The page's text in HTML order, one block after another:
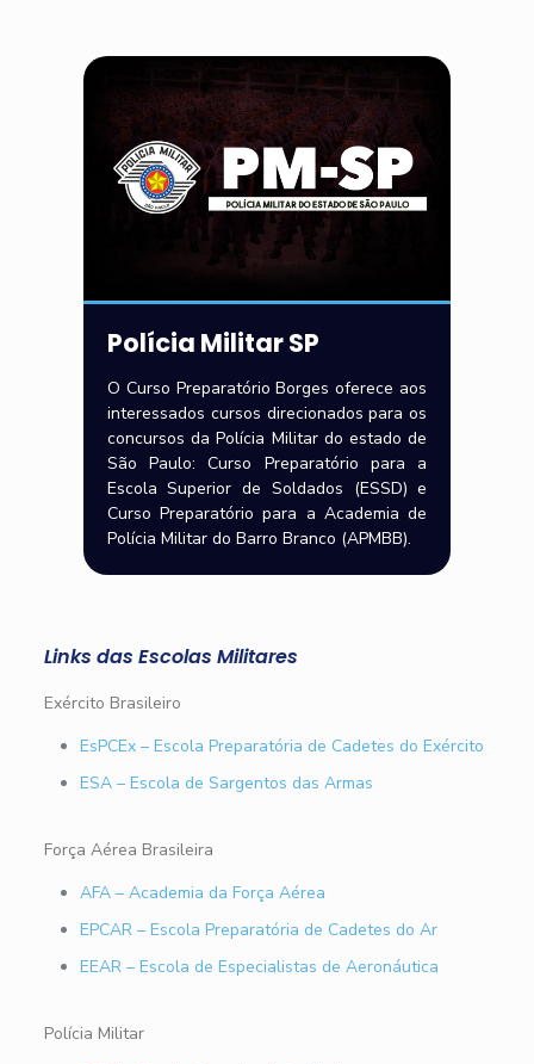
Polícia Militar SP
O Curso Preparatório Borges oferece aos
interessados cursos direcionados para os
concursos da Polícia Militar do estado de
São Paulo: Curso Preparatório para a
Escola Superior de Soldados (ESSD) e
Curso Preparatório para a Academia de
Polícia Militar do Barro Branco (APMBB).
Links das Escolas Militares
Exército Brasileiro
EsPCEx – Escola Preparatória de Cadetes do Exército
ESA – Escola de Sargentos das Armas
Força Aérea Brasileira
AFA – Academia da Força Aérea
EPCAR – Escola Preparatória de Cadetes do Ar
EEAR – Escola de Especialistas de Aeronáutica
Polícia Militar